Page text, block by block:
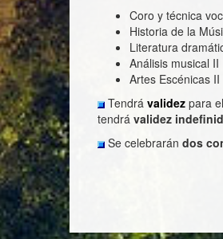
Coro y técnica
Historia de la
Literatura
Análisis musical II
Artes Escénicas II
Tendrá validez para
tendrá validez
Se celebrarán dos